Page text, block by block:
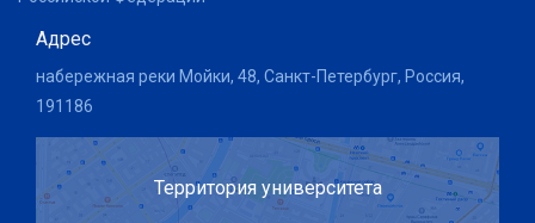
Адрес
набережная реки Мойки, 48, Санкт-Петербург, Россия,
191186
Территория университета